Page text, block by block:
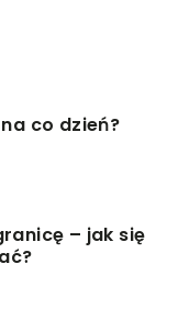
co dzień?
– jak się